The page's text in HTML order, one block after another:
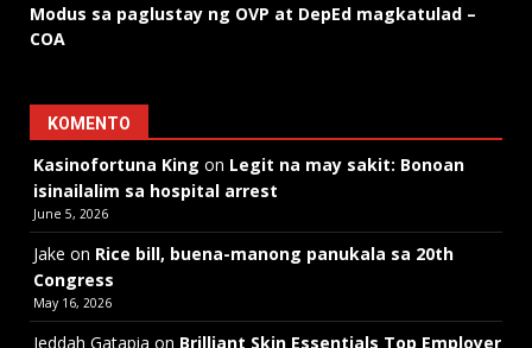
Modus sa paglustay ng OVP at DepEd magkatulad –
COA
KOMENTO
Kasinofortuna King on Legit na may sakit: Bonoan
isinailalim sa hospital arrest
June 5, 2026
Jake on Rice bill, buena-manong panukala sa 20th
Congress
May 16, 2026
Jeddah Gatapia on Brilliant Skin Essentials Top Employer